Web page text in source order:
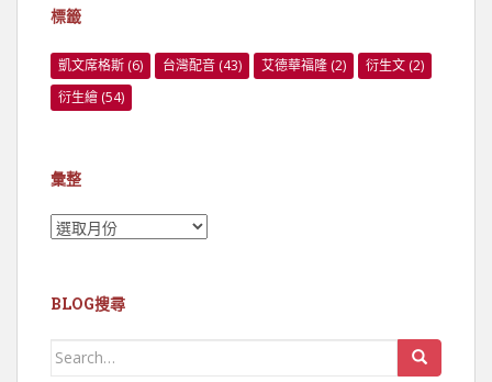
標籤
凱文席格斯 (6) 台灣配音 (43) 艾德華福隆 (2) 衍生文 (2)
衍生繪 (54)
彙整
彙
BLOG搜尋
Search